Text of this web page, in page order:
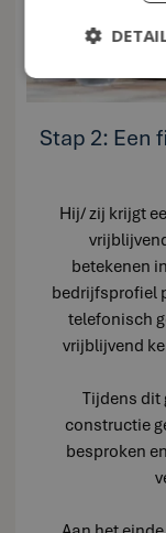
Stap 2: Een
Hij/ zij krijgt
betekenen
bedrijfsprofiel
telefonisch
vrijblijvend
Tijdens dit
constructie
besproken